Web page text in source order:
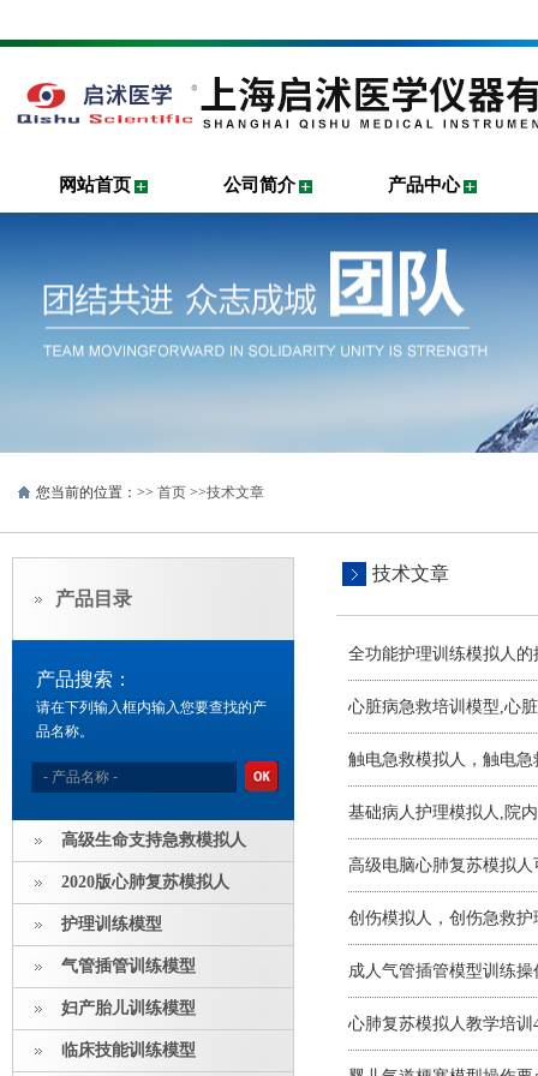
网站首页 公司简介 产品中心
您当前的位置：>> 首页 >>技术文章
产品目录
产品搜索：
请在下列输入框内输入您要查找的产
品名称。
高级生命支持急救模拟人
2020版心肺复苏模拟人
护理训练模型
气管插管训练模型
妇产胎儿训练模型
临床技能训练模型
技术文章
全功能护理训练模拟人
心脏病急救培训模型,心
触电急救模拟人，触电急
基础病人护理模拟人,院
高级电脑心肺复苏模拟
创伤模拟人，创伤急救护
成人气管插管模型训练
心肺复苏模拟人教学培训